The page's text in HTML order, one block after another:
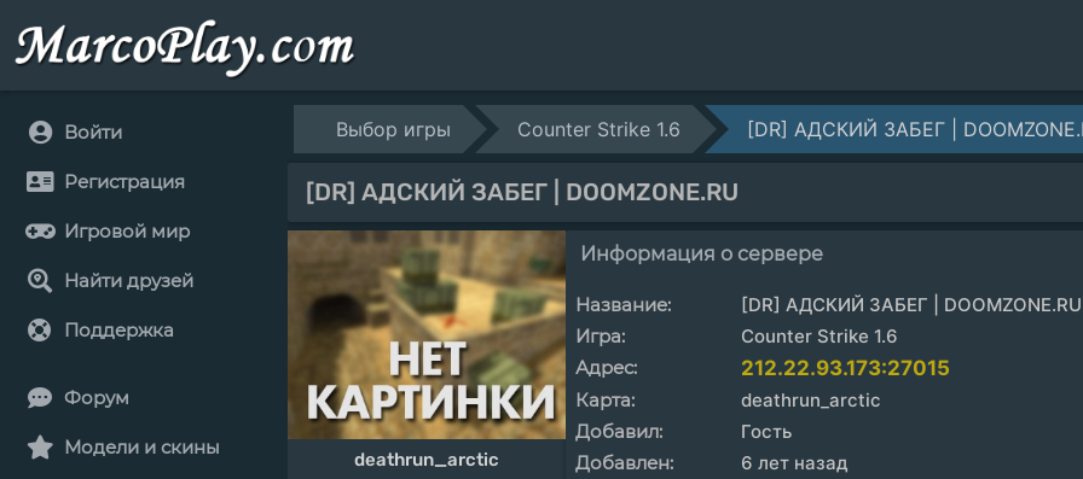
Войти
Регистрация
Игровой мир
Найти друзей
Поддержка
Форум
Модели и скины
Выбор игры Counter Strike 1.6 [DR] АДСКИЙ ЗАБЕГ |
[DR] АДСКИЙ ЗАБЕГ | DOOMZONE.RU
deathrun_arctic
Информация о сервере
Название:
[DR] АДСКИЙ ЗАБЕГ | DOOMZONE.RU
Игра:
Counter Strike 1.6
Адрес:
212.22.93.173:27015
Карта:
deathrun_arctic
Добавил:
Гость
Добавлен:
6 лет назад